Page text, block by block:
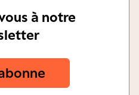
à notre